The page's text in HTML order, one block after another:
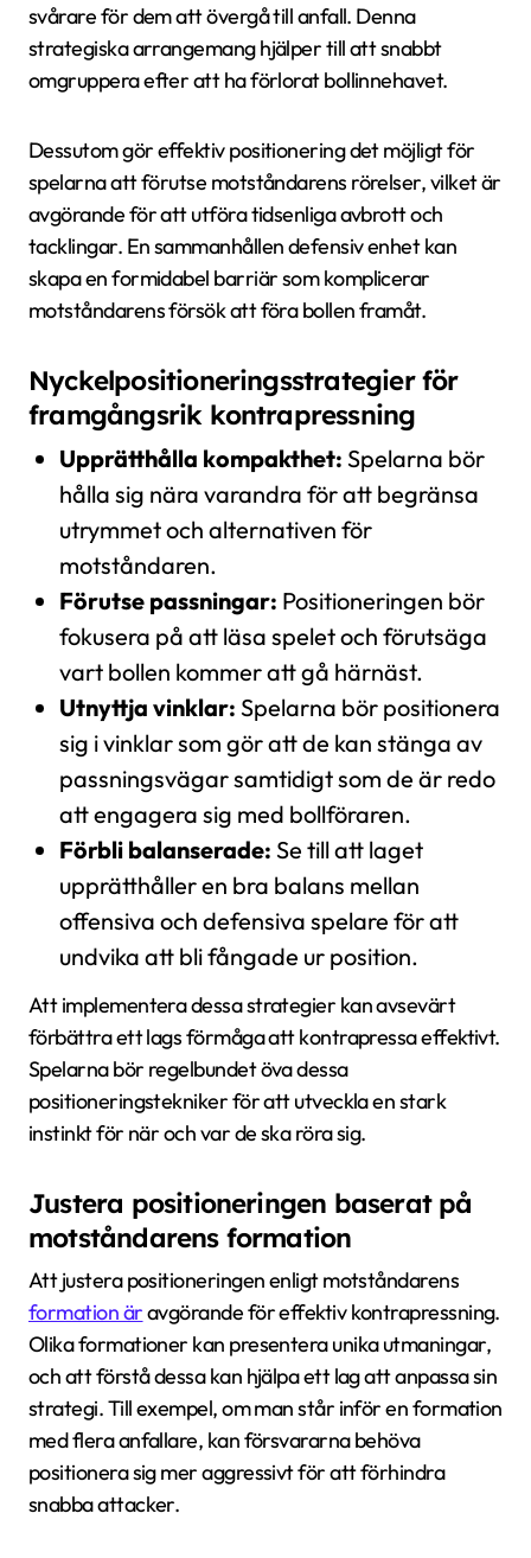
svårare för dem att övergå till anfall. Denna
strategiska arrangemang hjälper till att snabbt
omgruppera efter att ha förlorat bollinnehavet.
Dessutom gör effektiv positionering det möjligt för
spelarna att förutse motståndarens rörelser, vilket är
avgörande för att utföra tidsenliga avbrott och
tacklingar. En sammanhållen defensiv enhet kan
skapa en formidabel barriär som komplicerar
motståndarens försök att föra bollen framåt.
Nyckelpositioneringsstrategier för
framgångsrik kontrapressning
Upprätthålla kompakthet: Spelarna bör
hålla sig nära varandra för att begränsa
utrymmet och alternativen för
motståndaren.
Förutse passningar: Positioneringen bör
fokusera på att läsa spelet och förutsäga
vart bollen kommer att gå härnäst.
Utnyttja vinklar: Spelarna bör positionera
sig i vinklar som gör att de kan stänga av
passningsvägar samtidigt som de är redo
att engagera sig med bollföraren.
Förbli balanserade: Se till att laget
upprätthåller en bra balans mellan
offensiva och defensiva spelare för att
undvika att bli fångade ur position.
Att implementera dessa strategier kan avsevärt
förbättra ett lags förmåga att kontrapressa effektivt.
Spelarna bör regelbundet öva dessa
positioneringstekniker för att utveckla en stark
instinkt för när och var de ska röra sig.
Justera positioneringen baserat på
motståndarens formation
Att justera positioneringen enligt motståndarens
formation äravgörande för effektiv kontrapressning.
Olika formationer kan presentera unika utmaningar,
och att förstå dessa kan hjälpa ett lag att anpassa sin
strategi. Till exempel, om man står inför en formation
med flera anfallare, kan försvararna behöva
positionera sig mer aggressivt för att förhindra
snabba attacker.